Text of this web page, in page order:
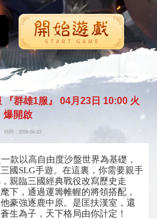
開始遊
戲
群雄1服』 04月23日 10:00 火
爆開啟
時間：2026-04-23
款以高自由度沙盤世界為基礎，
國SLG手遊。在這裏，你需要親手
親臨三國經典戰役改寫歷史走
下，通過運籌帷幄的將領搭配，
豪強逐鹿中原。是匡扶漢室，還
生為子，天下格局由你計定！